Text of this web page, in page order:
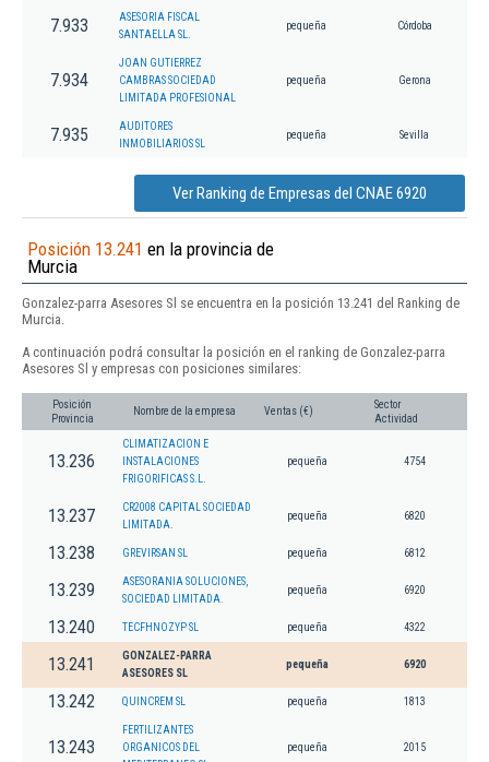
7.933
ASESORIA FISCAL
SANTAELLA SL.
pequeña Córdoba
7.934
JOAN GUTIERREZ
CAMBRAS SOCIEDAD
LIMITADA PROFESIONAL
pequeña Gerona
7.935
AUDITORES
INMOBILIARIOS SL
pequeña Sevilla
Ver Ranking de Empresas del CNAE 6920
Posición 13.241 en la provincia de
Murcia
Gonzalez-parra Asesores Sl se encuentra en la posición 13.241 del Ranking de
Murcia.
A continuación podrá consultar la posición en el ranking de Gonzalez-parra
Asesores Sl y empresas con posiciones similares:
Posición
Provincia
Nombre de la empresa Ventas (€)
Sector
Actividad
13.236
CLIMATIZACION E
INSTALACIONES
FRIGORIFICAS S.L.
pequeña 4754
13.237
CR2008 CAPITAL SOCIEDAD
LIMITADA.
pequeña 6820
13.238 GREVIRSAN SL pequeña 6812
13.239
ASESORANIA SOLUCIONES,
SOCIEDAD LIMITADA.
pequeña 6920
13.240 TECFHNOZYP SL pequeña 4322
13.241
GONZALEZ-PARRA
ASESORES SL
pequeña 6920
13.242 QUINCREM SL pequeña 1813
13.243
FERTILIZANTES
ORGANICOS DEL
pequeña 2015